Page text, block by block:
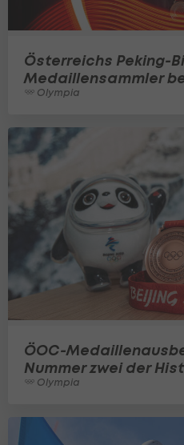
Österreichs Peking-
Medaillensammler
Olympia
ÖOC-
Nummer zwei der
Olympia